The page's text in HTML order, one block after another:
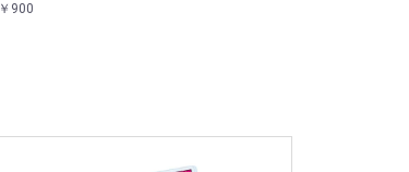
￥900